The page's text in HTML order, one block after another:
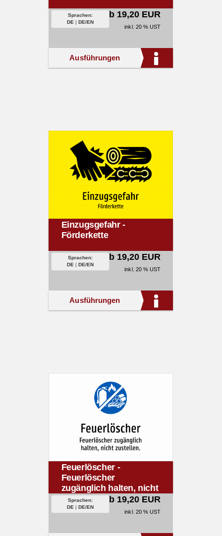
Sprachen:
DE | DE/EN
ab 19,20 EUR
inkl. 20 % UST
Ausführungen
Einzugsgefahr -
Förderkette
Sprachen:
DE | DE/EN
ab 19,20 EUR
inkl. 20 % UST
Ausführungen
Feuerlöscher -
Feuerlöscher
zugänglich halten, nicht
zustellen.
Sprachen:
DE | DE/EN
ab 19,20 EUR
inkl. 20 % UST